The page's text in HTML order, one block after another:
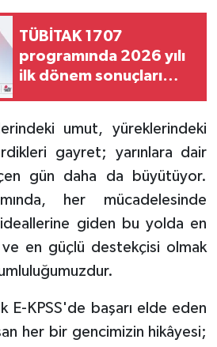
TÜBİTAK 1707
programında 2026 yılı
ilk dönem sonuçları
umut, yüreklerindeki
gayret; yarınlara dair
gün daha da büyütüyor.
her mücadelesinde
giden bu yolda en
ve en güçlü destekçisi olmak
E-KPSS'de başarı elde eden
her bir gencimizin hikâyesi;